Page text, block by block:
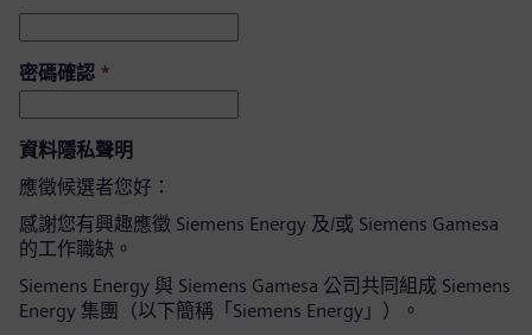
密碼確認 *
資料隱私聲明
應徵候選者您好：
感謝您有興趣應徵 Siemens Energy 及/或 Siemens Gamesa
的工作職缺。
Siemens Energy 與 Siemens Gamesa 公司共同組成 Siemens
Energy 集團（以下簡稱「Siemens Energy」）。